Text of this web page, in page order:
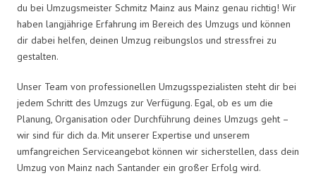
du bei Umzugsmeister Schmitz Mainz aus Mainz genau richtig! Wir
haben langjährige Erfahrung im Bereich des Umzugs und können
dir dabei helfen, deinen Umzug reibungslos und stressfrei zu
gestalten.
Unser Team von professionellen Umzugsspezialisten steht dir bei
jedem Schritt des Umzugs zur Verfügung. Egal, ob es um die
Planung, Organisation oder Durchführung deines Umzugs geht –
wir sind für dich da. Mit unserer Expertise und unserem
umfangreichen Serviceangebot können wir sicherstellen, dass dein
Umzug von Mainz nach Santander ein großer Erfolg wird.